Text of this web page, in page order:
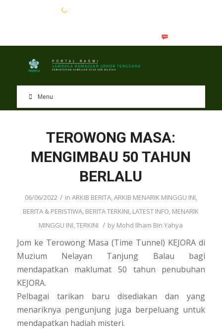
Menu
TEROWONG MASA:
MENGIMBAU 50 TAHUN
BERLALU
06/06/2022 / in ARKIB BERITA,ARKIB MENARIK MINGGU INI,
BERITA & PERISTIWA, BERITA TERKINI, LATEST INFO, MENARIK
MINGGU INI,TERKINI / by Mohd Ilham Bin Yahya
Jom ke Terowong Masa (Time Tunnel) KEJORA di
Muzium Nelayan Tanjung Balau bagi
mendapatkan maklumat 50 tahun penubuhan
KEJORA.
Pelbagai tarikan baru disediakan dan yang
menariknya pengunjung juga berpeluang untuk
mendapatkan hadiah misteri.